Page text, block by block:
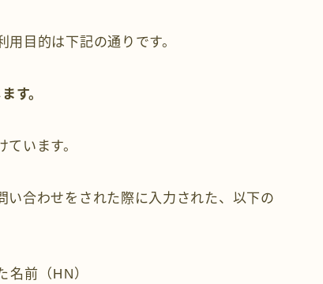
目的は下記の通りです。
す。
ています。
合わせをされた際に入力された、以下の
名前（HN）